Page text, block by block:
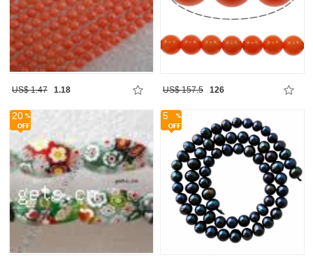
US$ 1.47 1.18 US$ 157.5 126
20 5